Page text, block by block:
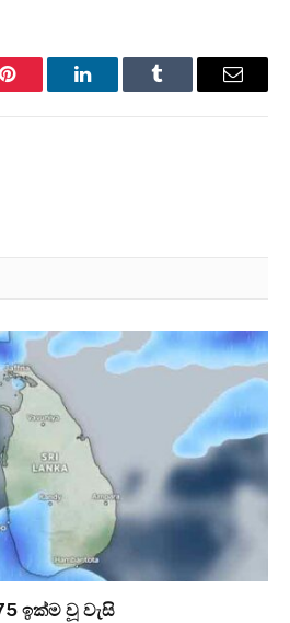
Pinterest LinkedInTumblr Email
ඉක්ම වූ වැසි